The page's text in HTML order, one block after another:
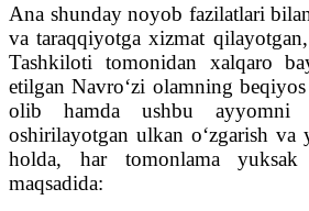
Ana shunday noyob fazilatlari
va taraqqiyotga xizmat
Tashkiloti tomonidan xalqaro
etilgan Navro‘zi olamning
olib hamda ushbu ayyomni
oshirilayotgan ulkan o‘zgarish va
holda, har tomonlama yuksak
maqsadida: